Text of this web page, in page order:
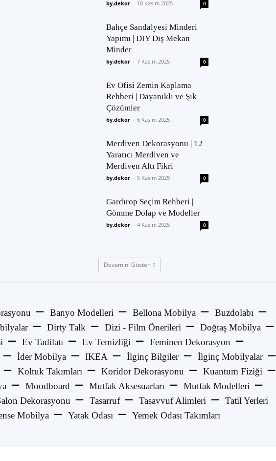
by.dekor - 10 Kasım 2025 0
Bahçe Sandalyesi Minderi
Yapımı | DIY Dış Mekan
Minder
by.dekor - 7 Kasım 2025 0
Ev Ofisi Zemin Kaplama
Rehberi | Dayanıklı ve Şık
Çözümler
by.dekor - 6 Kasım 2025 0
Merdiven Dekorasyonu | 12
Yaratıcı Merdiven ve
Merdiven Altı Fikri
by.dekor - 5 Kasım 2025 0
Gardırop Seçim Rehberi |
Gömme Dolap ve Modeller
by.dekor - 4 Kasım 2025 0
Devamını Göster
Banyo Modelleri Bellona Mobilya
Buzdolabı
Dirty Talk Dizi - Film Önerileri
Doğtaş Mobilya
Ev Tadilatı Ev Temizliği
Feminen Dekorasyon
İder Mobilya IKEA İlginç Bilgiler
İlginç Mobilyalar
Koltuk Takımları Koridor Dekorasyonu
Kuantum Fiziği
Moodboard Mutfak Aksesuarları
Mutfak Modelleri
Dekorasyonu Tasarruf Tasavvuf Alimleri
Tatil Yerleri
Mobilya Yatak Odası Yemek Odası Takımları